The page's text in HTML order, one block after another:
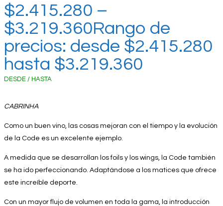
$2.415.280 –
$3.219.360Rango de
precios: desde $2.415.280
hasta $3.219.360
DESDE / HASTA
CABRINHA
Como un buen vino, las cosas mejoran con el tiempo y la evolución
de la Code es un excelente ejemplo.
A medida que se desarrollan los foils y los wings, la Code también
se ha ido perfeccionando. Adaptándose a los matices que ofrece
este increíble deporte.
Con un mayor flujo de volumen en toda la gama, la introducción